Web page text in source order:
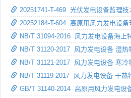
20251741-T-469 光伏发电设备监理技
20252184-T-604 高原用风力发电设
NB/T 31094-2016 风力发电设备海上
NB/T 31120-2017 风力发电设备 湿
NB/T 31121-2017 风力发电设备 寒
NB/T 31119-2017 风力发电设备 干热
GB/T 31140-2014 高原用风力发电设